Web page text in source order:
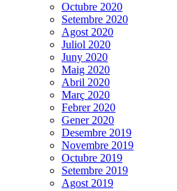
Octubre 2020
Setembre 2020
Agost 2020
Juliol 2020
Juny 2020
Maig 2020
Abril 2020
Març 2020
Febrer 2020
Gener 2020
Desembre 2019
Novembre 2019
Octubre 2019
Setembre 2019
Agost 2019